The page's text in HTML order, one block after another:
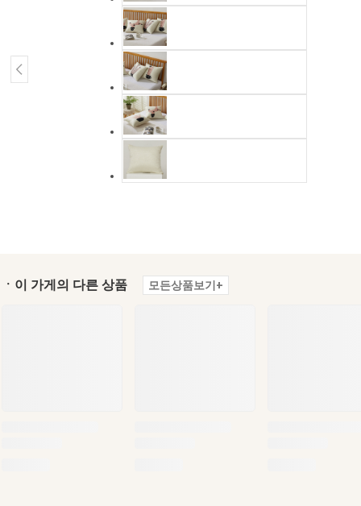
ㆍ이 가게의 다른 상품 모든상품보기+